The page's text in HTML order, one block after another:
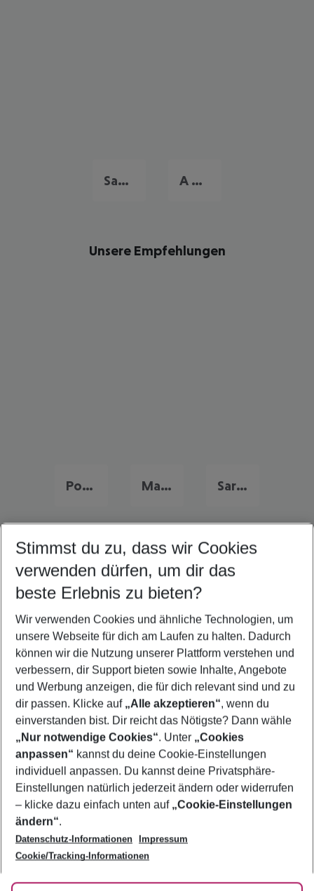
Santiago de Compstela A Coruna
Unsere Empfehlungen
Portugal Urlaub Malta Urlaub Sardinien Urlaub
Quicklinks
Last Minute Bilbao
Familienurlaub Bilbao
Flug & Hotel Bilbao
Frübucher Angebote Bilbao für 2026
Pauschalreisen Bilbao
Footer
Footer navigation
Über uns
AGB
Bestpreisgarantie
Cookie-Einstellungen ändern
Cookie-Richtlinie
Agenturbetreuung
Barrierefreies Reisen
Folge uns
Stimmst du zu, dass wir Cookies
verwenden dürfen, um dir das
beste Erlebnis zu bieten?
Wir verwenden Cookies und ähnliche Technologien, um
unsere Webseite für dich am Laufen zu halten. Dadurch
können wir die Nutzung unserer Plattform verstehen und
verbessern, dir Support bieten sowie Inhalte, Angebote
und Werbung anzeigen, die für dich relevant sind und zu
dir passen. Klicke auf „Alle akzeptieren“, wenn du
einverstanden bist. Dir reicht das Nötigste? Dann wähle
„Nur notwendige Cookies“. Unter „Cookies
anpassen“ kannst du deine Cookie-Einstellungen
individuell anpassen. Du kannst deine Privatsphäre-
Einstellungen natürlich jederzeit ändern oder widerrufen
– klicke dazu einfach unten auf „Cookie-Einstellungen
ändern“.
Datenschutz-Informationen
Impressum
Cookie/Tracking-Informationen